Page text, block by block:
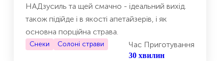
НАДзусиль та щей смачно - ідеальний вихід.
також підійде і в якості апетайзерів, і як
основна порційна страва.
Снеки Солоні страви Час Приготування
30 хвилин